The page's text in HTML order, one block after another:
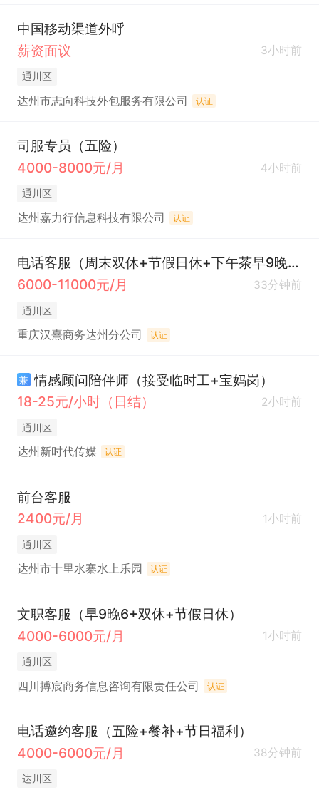
中国移动渠道外呼
薪资面议
3小时前
通川区
达州市志向科技外包服务有限公司 认证
司服专员（五险）
4000-8000元/月
4小时前
通川区
达州嘉力行信息科技有限公司 认证
电话客服（周末双休+节假日休+下午茶早9晚6）
6000-11000元/月
33分钟前
通川区
重庆汉熹商务达州分公司 认证
兼 情感顾问陪伴师（接受临时工+宝妈岗）
18-25元/小时（日结）
2小时前
通川区
达州新时代传媒 认证
前台客服
2400元/月
1小时前
通川区
达州市十里水寨水上乐园 认证
文职客服（早9晚6+双休+节假日休）
4000-6000元/月
1小时前
通川区
四川搏宸商务信息咨询有限责任公司 认证
电话邀约客服（五险+餐补+节日福利）
4000-6000元/月
38分钟前
达川区